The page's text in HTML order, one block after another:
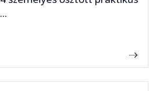
...